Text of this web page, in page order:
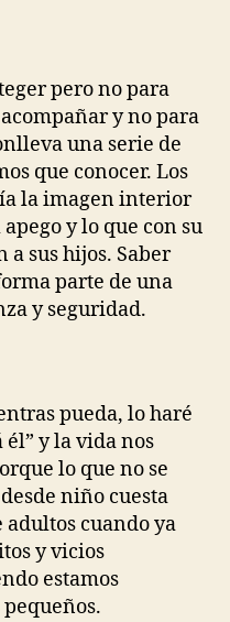
pero no para
y no para
una serie de
que conocer. Los
la imagen interior
y lo que con su
sus hijos. Saber
parte de una
y seguridad.
pueda, lo haré
y la vida nos
lo que no se
niño cuesta
cuando ya
y vicios
estamos